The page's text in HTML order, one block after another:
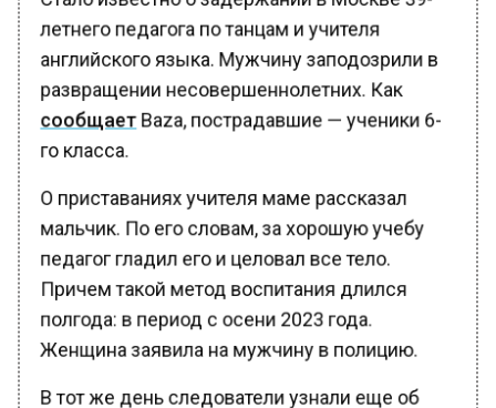
английского языка. Мужчину заподозрили в
развращении несовершеннолетних. Как
сообщаетBaza, пострадавшие — ученики 6-
го класса.
О приставаниях учителя маме рассказал
мальчик. По его словам, за хорошую учебу
педагог гладил его и целовал все тело.
Причем такой метод воспитания длился
полгода: в период с осени 2023 года.
Женщина заявила на мужчину в полицию.
В тот же день следователи узнали еще об